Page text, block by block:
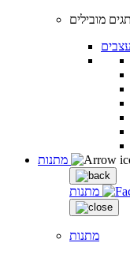
מובילים
מתנות
מתנות